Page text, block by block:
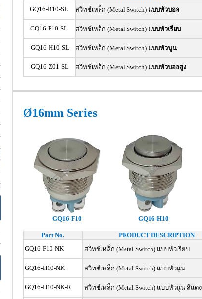
GQ16-B10-SL
สวิทช์เหล็ก (Metal Switch) แบบหัวบอล
GQ16-F10-SL
สวิทช์เหล็ก (Metal Switch) แบบหัวเรียบ
GQ16-H10-SL
สวิทช์เหล็ก (Metal Switch) แบบหัวนูน
GQ16-Z01-SL
สวิทช์เหล็ก (Metal Switch) แบบหัวบอลสูง
Ø16mm Series
GQ16-F10 GQ16-H10
Part No. PRODUCT DESCRIPTION
GQ16-F10-NK
สวิทช์เหล็ก (Metal Switch) แบบหัวเรียบ
GQ16-H10-NK
สวิทช์เหล็ก (Metal Switch) แบบหัวนูน
GQ16-H10-NK-R
สวิทช์เหล็ก (Metal Switch) แบบหัวนูน สีแดง